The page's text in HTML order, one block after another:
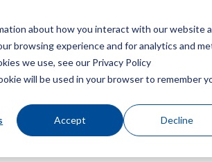
about how you interact with our website
browsing experience and for analytics and
we use, see our Privacy Policy
will be used in your browser to remember
Accept Decline
Menu